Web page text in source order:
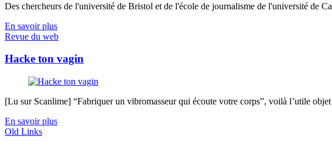
Des chercheurs de l'université de Bristol et de l'école de journalisme de l'université de
En savoir plus
Revue du web
Hacke ton vagin
[Lu sur Scanlime] “Fabriquer un vibromasseur qui écoute votre corps”, voilà l’utile
En savoir plus
Old Links